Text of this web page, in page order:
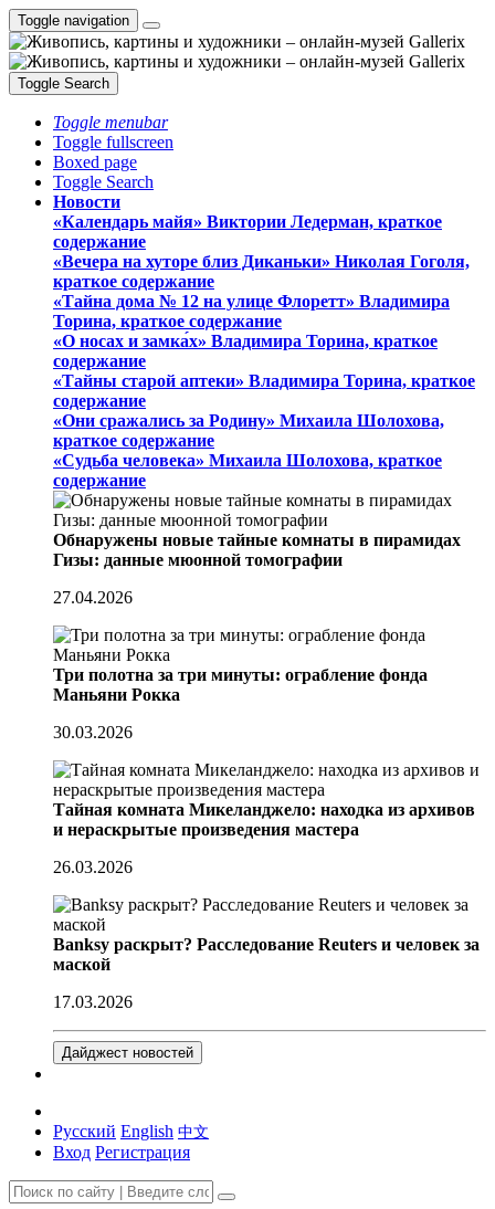
Toggle navigation
Toggle Search
Toggle menubar
Toggle fullscreen
Boxed page
Toggle Search
Новости
«Календарь майя» Виктории Ледерман, краткое
содержание
«Вечера на хуторе близ Диканьки» Николая Гоголя,
краткое содержание
«Тайна дома № 12 на улице Флоретт» Владимира
Торина, краткое содержание
«О носах и замка́х» Владимира Торина, краткое
содержание
«Тайны старой аптеки» Владимира Торина, краткое
содержание
«Они сражались за Родину» Михаила Шолохова,
краткое содержание
«Судьба человека» Михаила Шолохова, краткое
содержание
Обнаружены новые тайные комнаты в пирамидах
Гизы: данные мюонной томографии
27.04.2026
Три полотна за три минуты: ограбление фонда
Маньяни Рокка
30.03.2026
Тайная комната Микеланджело: находка из архивов
и нераскрытые произведения мастера
26.03.2026
Banksy раскрыт? Расследование Reuters и человек за
маской
17.03.2026
Дайджест новостей
Русский English 中文
Вход Регистрация